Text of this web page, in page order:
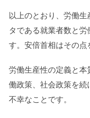
以上のとおり、労働
タである就業者数と労
す。安倍首相はその点
労働生産性の定義と本
働政策、社会政策を続
不幸なことです。